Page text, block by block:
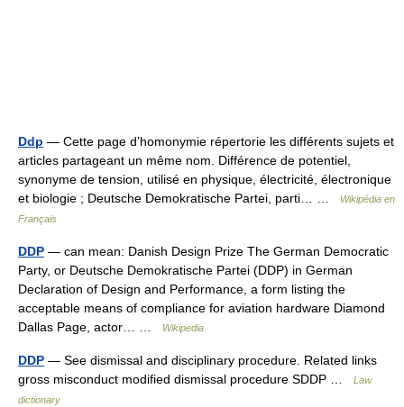
Ddp — Cette page d’homonymie répertorie les différents sujets et
articles partageant un même nom. Différence de potentiel,
synonyme de tension, utilisé en physique, électricité, électronique
et biologie ; Deutsche Demokratische Partei, parti… …
Wikipédia en
Français
DDP — can mean: Danish Design Prize The German Democratic
Party, or Deutsche Demokratische Partei (DDP) in German
Declaration of Design and Performance, a form listing the
acceptable means of compliance for aviation hardware Diamond
Dallas Page, actor… …
Wikipedia
DDP — See dismissal and disciplinary procedure. Related links
gross misconduct modified dismissal procedure SDDP …
Law
dictionary